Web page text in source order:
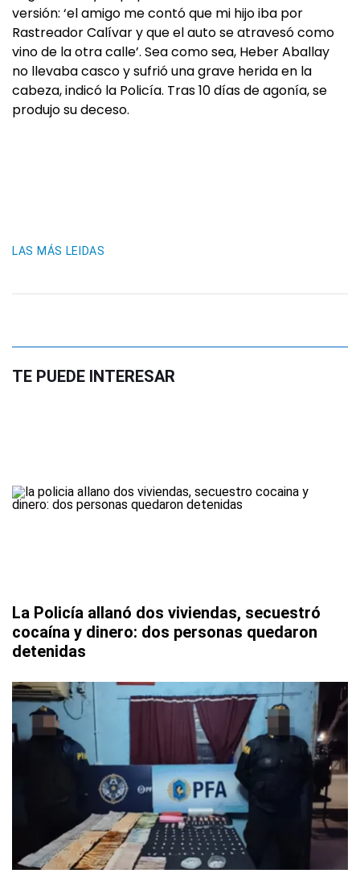
versión: ‘el amigo me contó que mi hijo iba por
Rastreador Calívar y que el auto se atravesó como
vino de la otra calle’. Sea como sea, Heber Aballay
no llevaba casco y sufrió una grave herida en la
cabeza, indicó la Policía. Tras 10 días de agonía, se
produjo su deceso.
LAS MÁS LEIDAS
TE PUEDE INTERESAR
La Policía allanó dos viviendas, secuestró
cocaína y dinero: dos personas quedaron
detenidas